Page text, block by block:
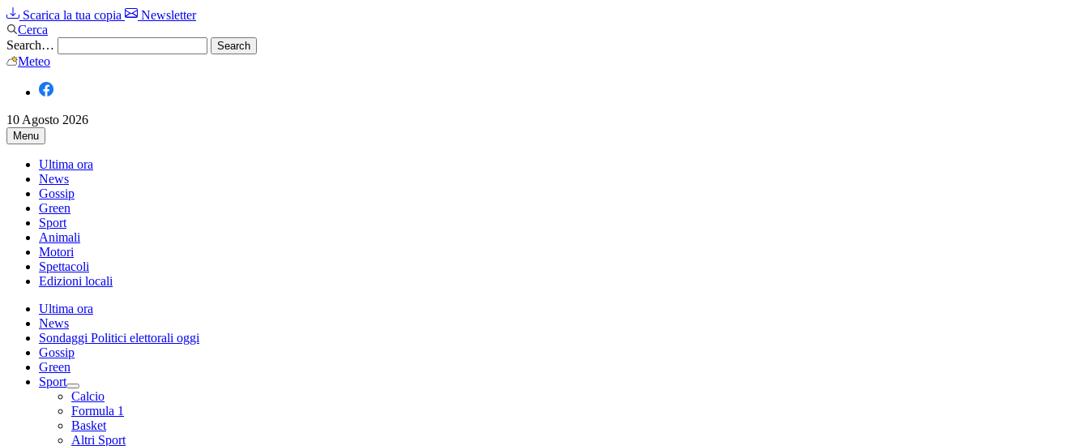
Scarica la tua copia
Newsletter
Cerca
Search…
Meteo
10 Agosto 2026
Menu
Ultima ora
News
Gossip
Green
Sport
Animali
Motori
Spettacoli
Edizioni locali
Ultima ora
News
Sondaggi Politici elettorali oggi
Gossip
Green
Sport
Calcio
Formula 1
Basket
Altri Sport